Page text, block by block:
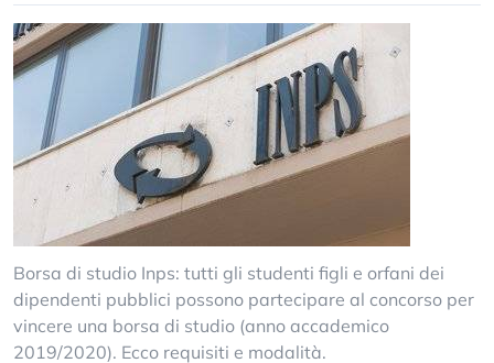
Borsa di studio Inps: tutti gli studenti figli e orfani dei
dipendenti pubblici possono partecipare al concorso per
vincere una borsa di studio (anno accademico
2019/2020). Ecco requisiti e modalità.